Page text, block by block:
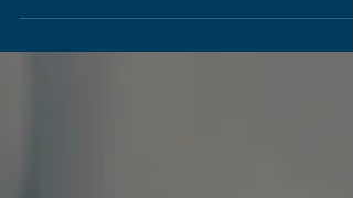
Cofins, IPI, ICMS e ISS) por apenas dois: o